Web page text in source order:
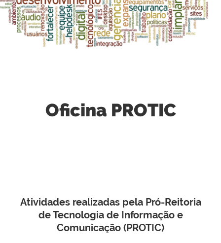
Oficina PROTIC
Atividades realizadas pela Pró-Reitoria
de Tecnologia de Informação e
Comunicação (PROTIC)